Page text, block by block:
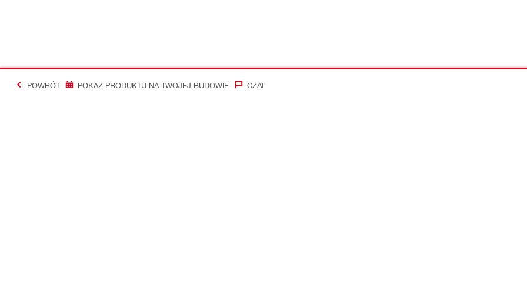
POWRÓT POKAZ PRODUKTU NA TWOJEJ BUDOWIE CZAT